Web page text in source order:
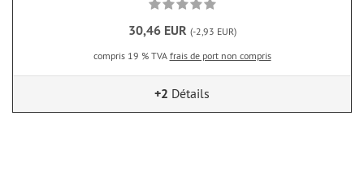
30,46 EUR (-2,93 EUR)
compris 19 % TVA frais de port non compris
+2 Détails